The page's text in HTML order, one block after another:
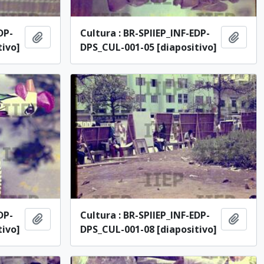
Adicionar à área de transferência
Cultura : BR-SPIIEP_INF-EDP-
DPS_CUL-001-05 [diapositivo]
Adicionar à área de transferência
Cultura : BR-SPIIEP_INF-EDP-
DPS_CUL-001-08 [diapositivo]